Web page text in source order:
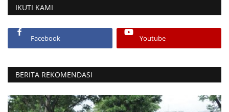
IKUTI KAMI
Facebook Youtube
BERITA REKOMENDASI